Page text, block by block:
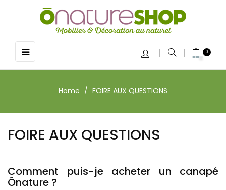
Toggle
navigation
☰ 0
Home FOIRE AUX QUESTIONS
FOIRE AUX QUESTIONS
Comment puis-je acheter un canapé
Ônature ?